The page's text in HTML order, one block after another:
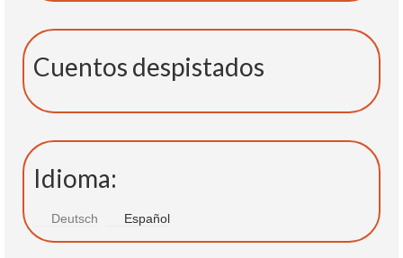
Cuentos despistados
Idioma:
Deutsch Español